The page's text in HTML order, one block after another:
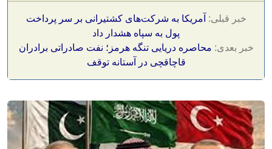
خبر قبلی: آمریکا به شرکت‌های کشتیرانی بر سر پرداخت
پول به سپاه هشدار داد
خبر بعدی: محاصره دریایی تنگه هرمز؛ نفت صادراتی برادران
قاچاقچی در آستانه توقف